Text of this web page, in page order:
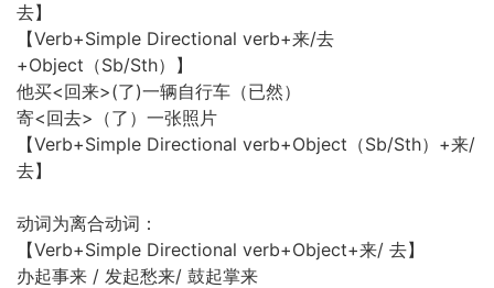
去】
【Verb+Simple Directional verb+来/去
+Object（Sb/Sth）】
他买<回来>(了)一辆自行车（已然）
寄<回去>（了）一张照片
【Verb+Simple Directional verb+Object（Sb/Sth）+来/
去】
动词为离合动词：
【Verb+Simple Directional verb+Object+来/ 去】
办起事来 / 发起愁来/ 鼓起掌来